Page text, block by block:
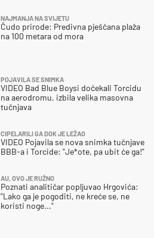
POJAVILA SE SNIMKA
VIDEO Bad Blue Boysi dočekali Torcidu
na aerodromu, izbila velika masovna
tučnjava
CIPELARILI GA DOK JE LEŽAO
VIDEO Pojavila se nova snimka tučnjave
BBB-a i Torcide: "Je*ote, pa ubit će ga!"
AU, OVO JE RUŽNO
Poznati analitičar popljuvao Hrgovića:
"Lako ga je pogoditi, ne kreće se, ne
koristi noge..."
NAJMANJA NA SVIJETU
Čudo prirode: Predivna pješčana plaža
na 100 metara od mora